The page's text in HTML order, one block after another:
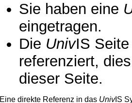
Sie haben eine
eingetragen.
Die UnivIS
referenziert,
dieser Seite.
Eine direkte Referenz in das UnivIS